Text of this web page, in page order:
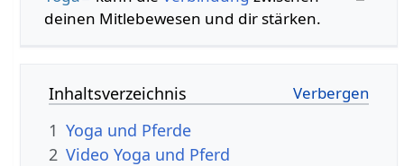
deinen Mitlebewesen und dir stärken.
Inhaltsverzeichnis
1 Yoga und Pferde
2 Video Yoga und Pferd